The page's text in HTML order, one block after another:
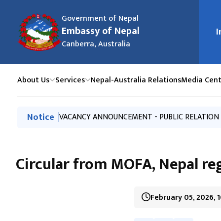
Government of Nepal
Embassy of Nepal
Canberra, Australia
मुख्य
About Us Services Nepal-Australia RelationsMedia
मुख्य नेभिगेसनमा जानुहोस्
Notice नयाँ राहदानी आएको सूचना ! (AUGUST 6)
LIST OF LOST AND FOUND PASSPORTS
VACANCY ANNOUNCEMENT - PUBLIC
नयाँ राहदानी आएको सूचना !
नयाँ राहदानी आएको सूचना !
Circular from MOFA, Nepal
February 05, 2026,